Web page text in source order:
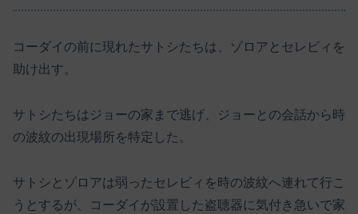
コーダイの前に現れたサトシたちは、ゾロアとセレビィを
助け出す。
サトシたちはジョーの家まで逃げ、ジョーとの会話から時
の波紋の出現場所を特定した。
サトシとゾロアは弱ったセレビィを時の波紋へ連れて行こ
うとするが、コーダイが設置した盗聴器に気付き急いで家